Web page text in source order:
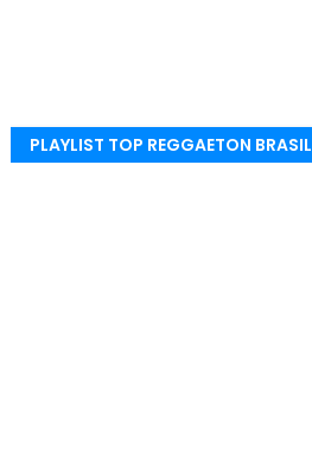
PLAYLIST TOP REGGAETON BRASIL